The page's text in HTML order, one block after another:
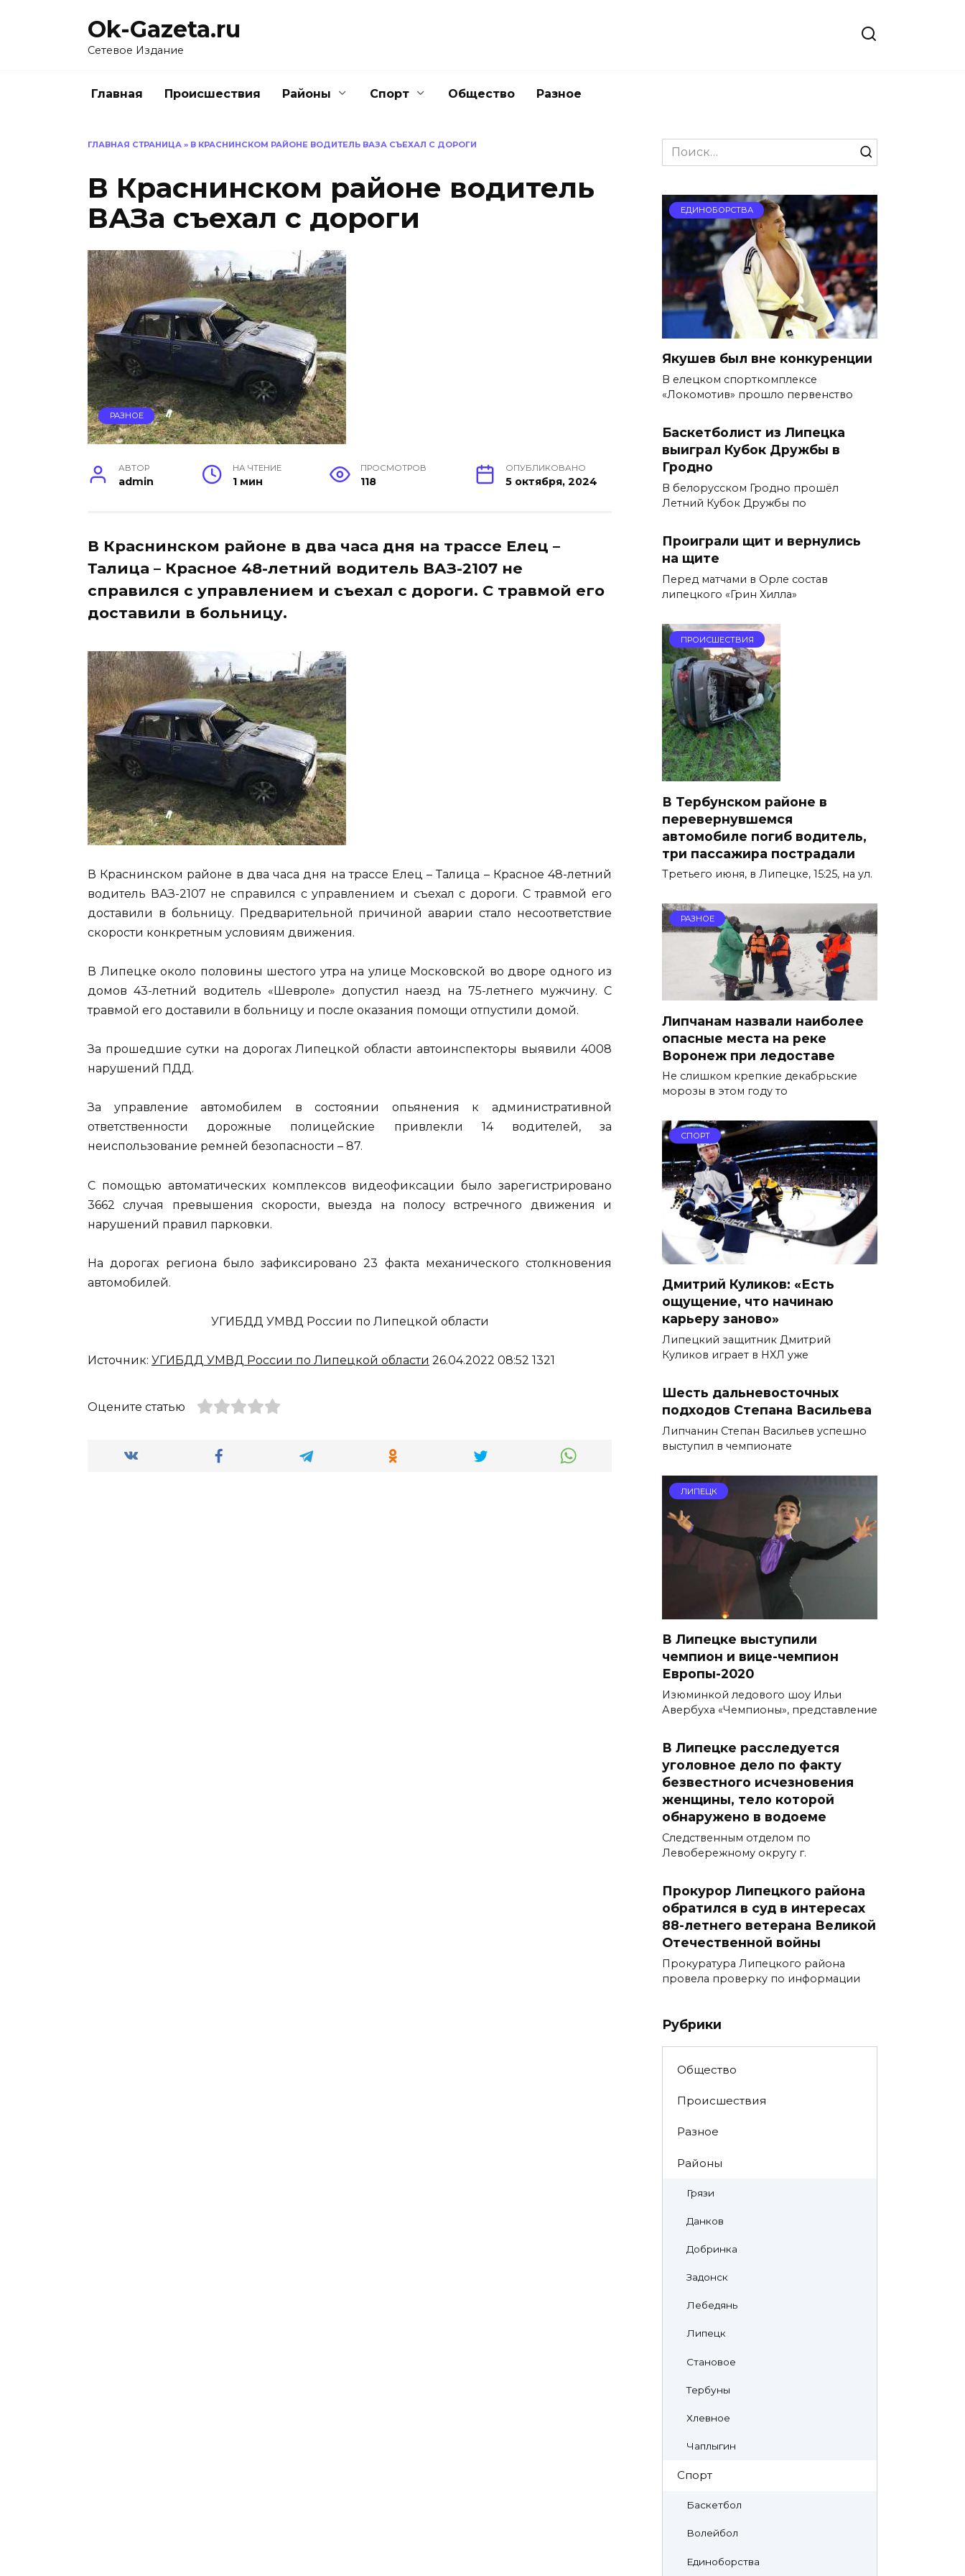
Ok-Gazeta.ru
Сетевое Издание
Главная Происшествия Районы Спорт Общество Разное
ГЛАВНАЯ СТРАНИЦА » В КРАСНИНСКОМ РАЙОНЕ ВОДИТЕЛЬ ВАЗА СЪЕХАЛ С ДОРОГИ
В Краснинском районе водитель
ВАЗа съехал с дороги
РАЗНОЕ
АВТОР
admin
НА ЧТЕНИЕ
1 мин
ПРОСМОТРОВ
118
ОПУБЛИКОВАНО
5 октября, 2024
В Краснинском районе в два часа дня на трассе Елец –
Талица – Красное 48-летний водитель ВАЗ-2107 не
справился с управлением и съехал с дороги. С травмой его
доставили в больницу.
В Краснинском районе в два часа дня на трассе Елец – Талица – Красное 48-летний
водитель ВАЗ-2107 не справился с управлением и съехал с дороги. С травмой его
доставили в больницу. Предварительной причиной аварии стало несоответствие
скорости конкретным условиям движения.
В Липецке около половины шестого утра на улице Московской во дворе одного из
домов 43-летний водитель «Шевроле» допустил наезд на 75-летнего мужчину. С
травмой его доставили в больницу и после оказания помощи отпустили домой.
За прошедшие сутки на дорогах Липецкой области автоинспекторы выявили 4008
нарушений ПДД.
За управление автомобилем в состоянии опьянения к административной
ответственности дорожные полицейские привлекли 14 водителей, за
неиспользование ремней безопасности – 87.
С помощью автоматических комплексов видеофиксации было зарегистрировано
3662 случая превышения скорости, выезда на полосу встречного движения и
нарушений правил парковки.
На дорогах региона было зафиксировано 23 факта механического столкновения
автомобилей.
УГИБДД УМВД России по Липецкой области
Источник: УГИБДД УМВД России по Липецкой области 26.04.2022 08:52 1321
Оцените статью
Search
for:
ЕДИНОБОРСТВА
Якушев был вне конкуренции
В елецком спорткомплексе
«Локомотив» прошло первенство
Баскетболист из Липецка
выиграл Кубок Дружбы в
Гродно
В белорусском Гродно прошёл
Летний Кубок Дружбы по
Проиграли щит и вернулись
на щите
Перед матчами в Орле состав
липецкого «Грин Хилла»
ПРОИСШЕСТВИЯ
В Тербунском районе в
перевернувшемся
автомобиле погиб водитель,
три пассажира пострадали
Третьего июня, в Липецке, 15:25, на ул.
РАЗНОЕ
Липчанам назвали наиболее
опасные места на реке
Воронеж при ледоставе
Не слишком крепкие декабрьские
морозы в этом году то
СПОРТ
Дмитрий Куликов: «Есть
ощущение, что начинаю
карьеру заново»
Липецкий защитник Дмитрий
Куликов играет в НХЛ уже
Шесть дальневосточных
подходов Степана Васильева
Липчанин Степан Васильев успешно
выступил в чемпионате
ЛИПЕЦК
В Липецке выступили
чемпион и вице-чемпион
Европы-2020
Изюминкой ледового шоу Ильи
Авербуха «Чемпионы», представление
В Липецке расследуется
уголовное дело по факту
безвестного исчезновения
женщины, тело которой
обнаружено в водоеме
Следственным отделом по
Левобережному округу г.
Прокурор Липецкого района
обратился в суд в интересах
88-летнего ветерана Великой
Отечественной войны
Прокуратура Липецкого района
провела проверку по информации
Рубрики
Общество
Происшествия
Разное
Районы
Грязи
Данков
Добринка
Задонск
Лебедянь
Липецк
Становое
Тербуны
Хлевное
Чаплыгин
Спорт
Баскетбол
Волейбол
Единоборства